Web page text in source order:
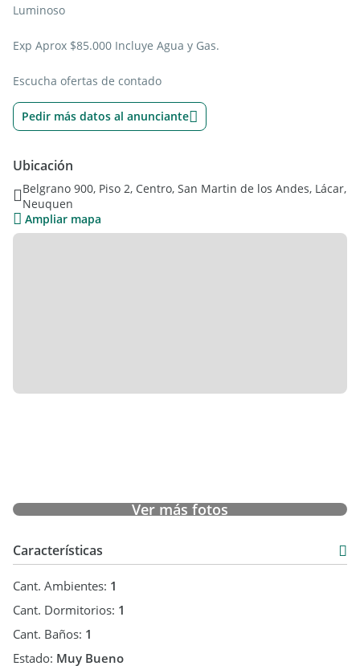
Luminoso
Exp Aprox $85.000 Incluye Agua y Gas.
Escucha ofertas de contado
Pedir más datos al anunciante
Ubicación
Belgrano 900, Piso 2, Centro, San Martin de los Andes, Lácar,
Neuquen
Ampliar mapa
Ver más fotos
Características
Cant. Ambientes: 1
Cant. Dormitorios: 1
Cant. Baños: 1
Estado: Muy Bueno